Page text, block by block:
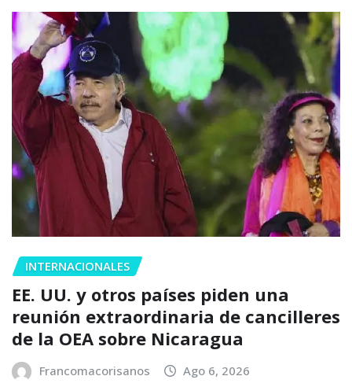
INTERNACIONALES
EE. UU. y otros países piden una
reunión extraordinaria de cancilleres
de la OEA sobre Nicaragua
Francomacorisanos Ago 6, 2026